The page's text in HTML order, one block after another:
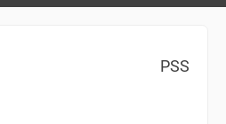
PSS